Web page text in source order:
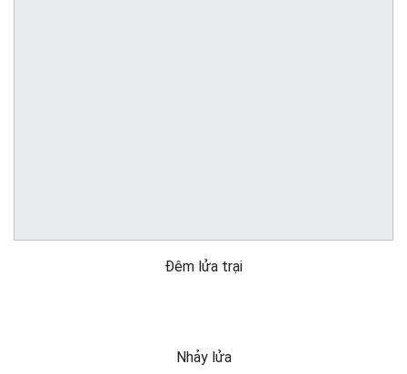
Đêm lửa trại
Nhảy lửa